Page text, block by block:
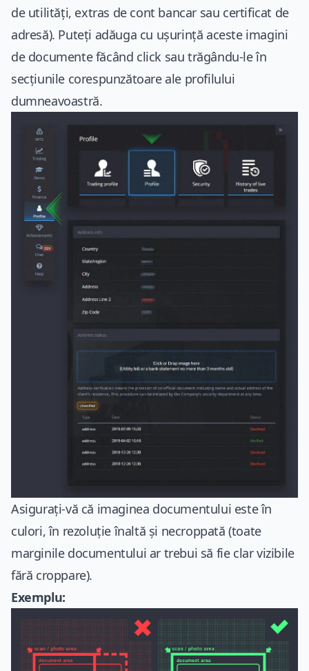
de utilități, extras de cont bancar sau certificat de
adresă). Puteți adăuga cu ușurință aceste imagini
de documente făcând click sau trăgându-le în
secțiunile corespunzătoare ale profilului
dumneavoastră.
Asigurați-vă că imaginea documentului este în
culori, în rezoluție înaltă și necroppată (toate
marginile documentului ar trebui să fie clar vizibile
fără croppare).
Exemplu: